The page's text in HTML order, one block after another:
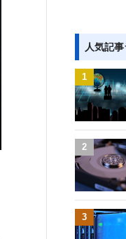
人気記